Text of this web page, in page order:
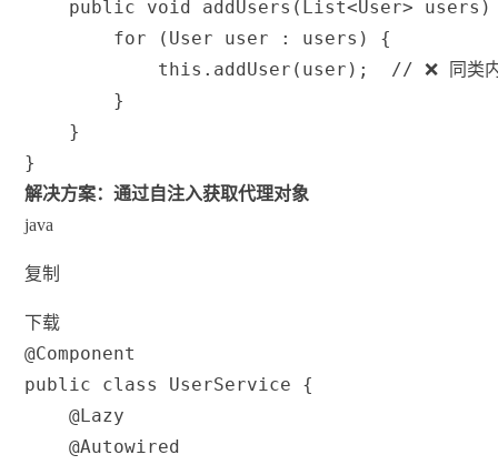
public void addUsers ( List<User> users )
for
( User user : users )
{
this . addUser ( user ) ;
// ❌ 同类内
}
}
}
解决方案：通过自注入获取代理对象
java
复制
下载
@Component
public
class UserService
{
@Lazy
@Autowired